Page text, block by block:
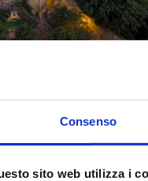
Consenso
sito web utilizza i
SE
MUSÉE : À LA
DÉCOUVRE LA
À UN